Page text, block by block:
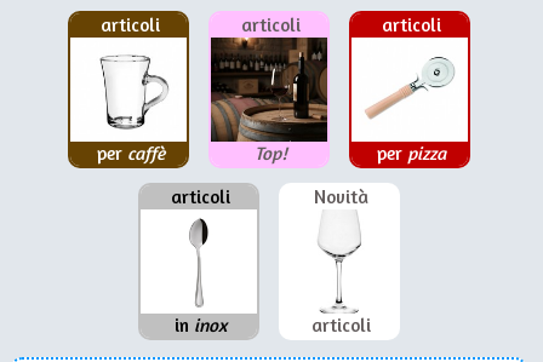
articoli
per caffè
articoli
Top!
articoli
per pizza
articoli
in inox
Novità
articoli